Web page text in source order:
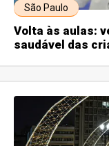
São Paulo
Volta às aulas:
saudável das